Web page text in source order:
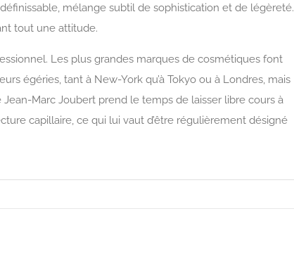
mélange subtil de sophistication et de légèreté.
tout une attitude.
Les plus grandes marques de cosmétiques font
égéries, tant à New-York qu’à Tokyo ou à Londres, mais
Jean-Marc Joubert prend le temps de laisser libre cours à
capillaire, ce qui lui vaut d’être régulièrement désigné